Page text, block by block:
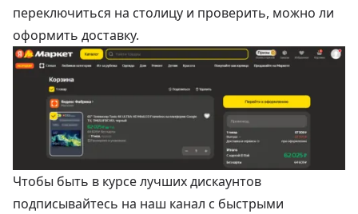
переключиться на столицу и проверить, можно ли
оформить доставку.
Чтобы быть в курсе лучших дискаунтов
подписывайтесь на наш канал с быстрыми